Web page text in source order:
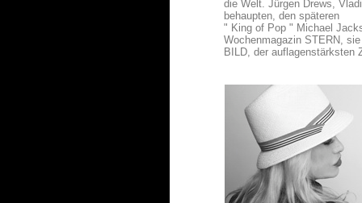
die Welt. Jürgen Drews,
behaupten, den späteren
" King of Pop " Michael
Wochenmagazin STERN,
BILD, der auflagenstärksten